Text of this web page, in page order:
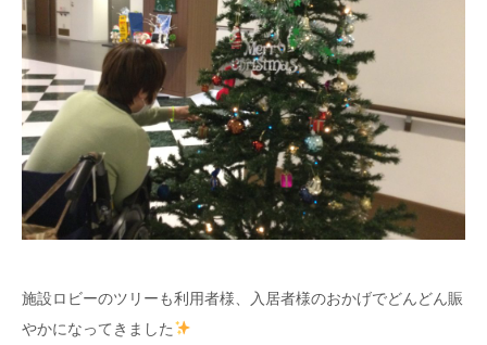
施設ロビーのツリーも利用者様、入居者様のおかげでどんどん賑
やかになってきました